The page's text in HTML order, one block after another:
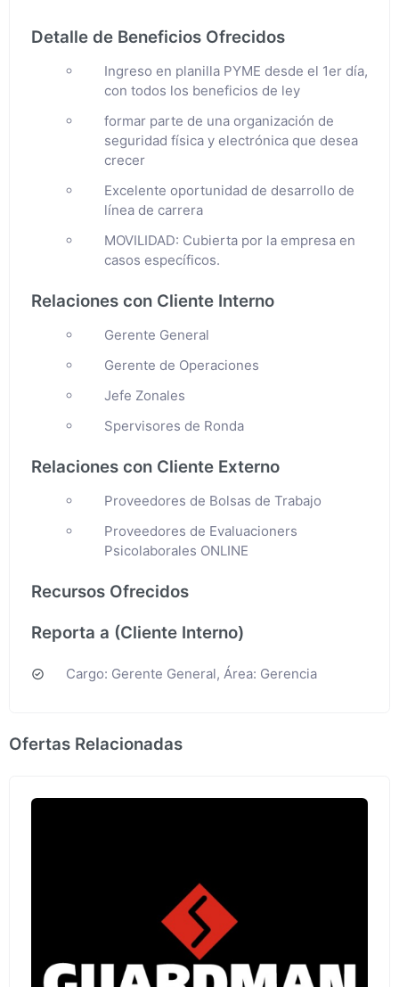
Detalle de Beneficios Ofrecidos
Ingreso en planilla PYME desde el 1er día,
con todos los beneficios de ley
formar parte de una organización de
seguridad física y electrónica que desea
crecer
Excelente oportunidad de desarrollo de
línea de carrera
MOVILIDAD: Cubierta por la empresa en
casos específicos.
Relaciones con Cliente Interno
Gerente General
Gerente de Operaciones
Jefe Zonales
Spervisores de Ronda
Relaciones con Cliente Externo
Proveedores de Bolsas de Trabajo
Proveedores de Evaluacioners
Psicolaborales ONLINE
Recursos Ofrecidos
Reporta a (Cliente Interno)
Cargo: Gerente General, Área: Gerencia
Ofertas Relacionadas